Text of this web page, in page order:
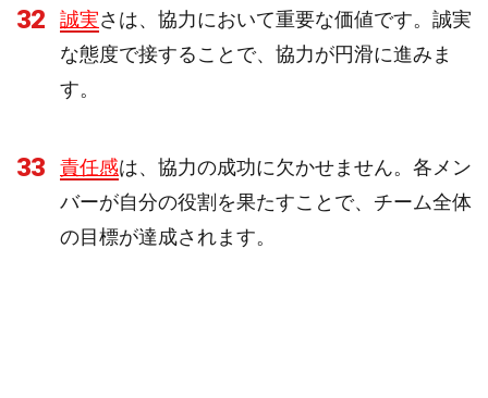
32 誠実さは、協力において重要な価値です。誠実
な態度で接することで、協力が円滑に進みま
す。
33 責任感は、協力の成功に欠かせません。各メン
バーが自分の役割を果たすことで、チーム全体
の目標が達成されます。